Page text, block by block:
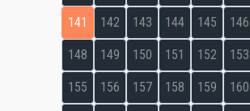
141 142 143 144 145 146
148 149 150 151 152 153
155 156 157 158 159 160